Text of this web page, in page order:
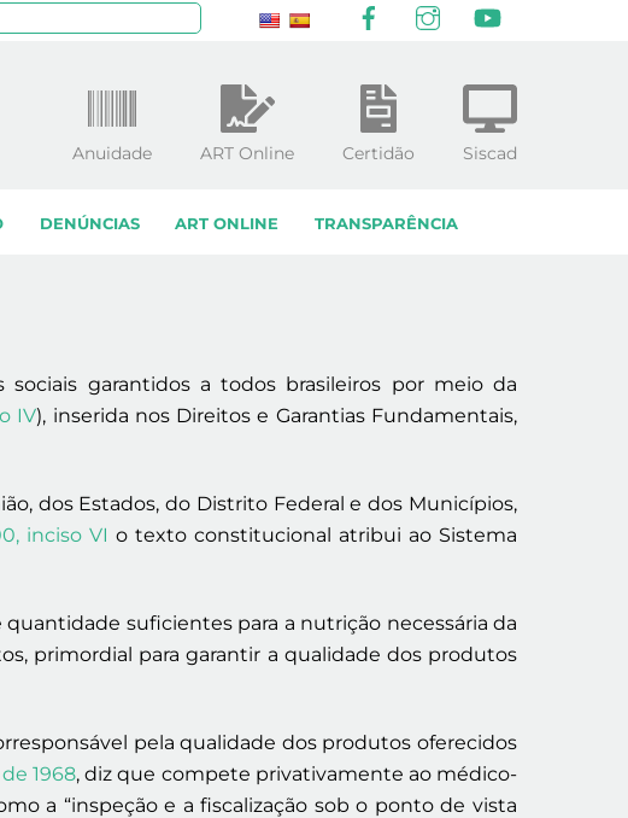
DENÚNCIAS ART ONLINE TRANSPARÊNCIA
Anuidade ART Online Certidão Siscad
garantidos a todos brasileiros por meio da
IV), inserida nos Direitos e Garantias Fundamentais,
dos Estados, do Distrito Federal e dos Municípios,
inciso VI o texto constitucional atribui ao Sistema
suficientes para a nutrição necessária da
primordial para garantir a qualidade dos produtos
pela qualidade dos produtos oferecidos
1968, diz que compete privativamente ao médico-
a “inspeção e a fiscalização sob o ponto de vista